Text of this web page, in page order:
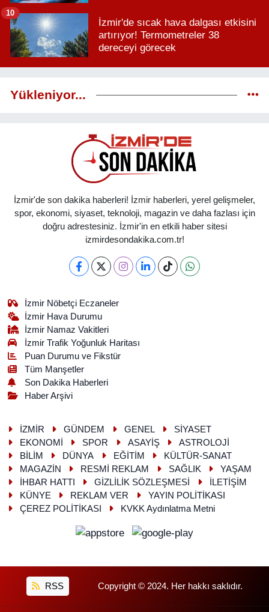
İzmir'de sıcak hava dalgası etkisini
artırıyor! Termometreler 38
dereceyi görecek
10
Yükleniyor...
İzmir'de son dakika haberleri! İzmir haberleri, yerel gelişmeler,
spor, ekonomi, siyaset, teknoloji, magazin ve daha fazlası için
doğru adrestesiniz. İzmir'in en etkili haber sitesi
izmirdesondakika.com.tr!
İzmir Nöbetçi Eczaneler
İzmir Hava Durumu
İzmir Namaz Vakitleri
İzmir Trafik Yoğunluk Haritası
Puan Durumu ve Fikstür
Tüm Manşetler
Son Dakika Haberleri
Haber Arşivi
İZMİR GÜNDEM GENEL
SİYASET
EKONOMİ
SPOR ASAYİŞ
ASTROLOJİ
BİLİM
DÜNYA EĞİTİM
KÜLTÜR-SANAT
MAGAZİN
RESMİ REKLAM SAĞLIK
YAŞAM
İHBAR HATTI
GİZLİLİK SÖZLEŞMESİ
İLETİŞİM
KÜNYE
REKLAM VER
YAYIN POLİTİKASI
ÇEREZ POLİTİKASI
KVKK Aydınlatma Metni
RSS Copyright © 2024. Her hakkı saklıdır.